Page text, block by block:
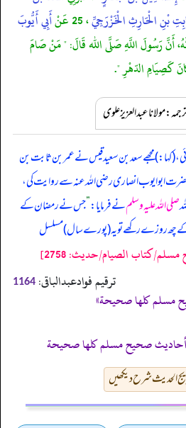
بْنِ الْحَارِثِ الْخَزْرَجِيِّ، 25 عَنْ
أَبِي أَيُّوبَ
أَنَّ رَسُولَ اللَّهِ صَلَّى الله قَالَ: " مَنْ صَامَ
كَصِيَامِ الدّهْرِ ".
عبدالعزیز علوی
(کہا:) مجھے سعد بن سعید قیس نے عمر بن ثابت بن
ابوایوب انصاری رضی اللہ عنہ سے روایت کی،
صلی اللہ علیہ وسلمنے فرمایا:”جس نے رمضان کے
چھ روزے رکھے تو یہ (پورے سال) مسلسل
كتاب الصيام/حدیث: 2758]
ترقیم فوادعبدالباقی: 1164
مسلم كلها صحيحة»
أحاديث صحيح مسلم كلها صحيحة
الحدیث شرح دیکھیں